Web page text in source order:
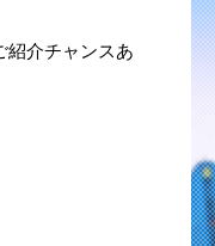
紹介チャンスあ